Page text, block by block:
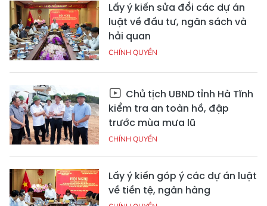
Lấy ý kiến sửa đổi các dự án
luật về đầu tư, ngân sách và
hải quan
CHÍNH QUYỀN
Chủ tịch UBND tỉnh Hà Tĩnh
kiểm tra an toàn hồ, đập
trước mùa mưa lũ
CHÍNH QUYỀN
Lấy ý kiến góp ý các dự án luật
về tiền tệ, ngân hàng